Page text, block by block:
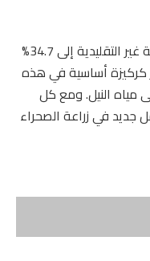
تستهدف مصر رفع حصة الموارد المائية غير التقليدية إلى 34.7%
الأمطار كركيزة أساسية في هذه
مياه النيل. ومع كل
في زراعة الصحراء